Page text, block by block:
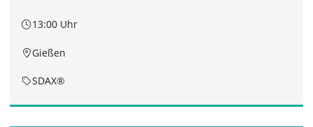
13:00 Uhr
Gießen
SDAX®